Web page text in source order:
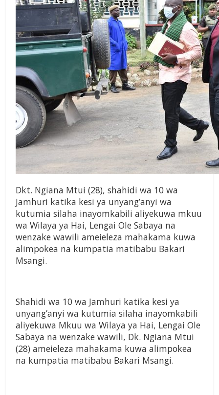
Dkt. Ngiana Mtui (28), shahidi wa 10 wa
Jamhuri katika kesi ya unyang’anyi wa
kutumia silaha inayomkabili aliyekuwa mkuu
wa Wilaya ya Hai, Lengai Ole Sabaya na
wenzake wawili ameieleza mahakama kuwa
alimpokea na kumpatia matibabu Bakari
Msangi.
Shahidi wa 10 wa Jamhuri katika kesi ya
unyang’anyi wa kutumia silaha inayomkabili
aliyekuwa Mkuu wa Wilaya ya Hai, Lengai Ole
Sabaya na wenzake wawili, Dk. Ngiana Mtui
(28) ameieleza mahakama kuwa alimpokea
na kumpatia matibabu Bakari Msangi.